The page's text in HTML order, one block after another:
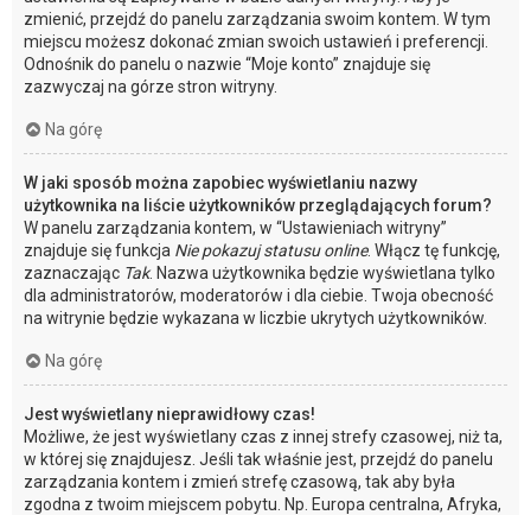
zmienić, przejdź do panelu zarządzania swoim kontem. W tym
miejscu możesz dokonać zmian swoich ustawień i preferencji.
Odnośnik do panelu o nazwie “Moje konto” znajduje się
zazwyczaj na górze stron witryny.
Na górę
W jaki sposób można zapobiec wyświetlaniu nazwy
użytkownika na liście użytkowników przeglądających forum?
W panelu zarządzania kontem, w “Ustawieniach witryny”
znajduje się funkcja Nie pokazuj statusu online. Włącz tę funkcję,
zaznaczając Tak. Nazwa użytkownika będzie wyświetlana tylko
dla administratorów, moderatorów i dla ciebie. Twoja obecność
na witrynie będzie wykazana w liczbie ukrytych użytkowników.
Na górę
Jest wyświetlany nieprawidłowy czas!
Możliwe, że jest wyświetlany czas z innej strefy czasowej, niż ta,
w której się znajdujesz. Jeśli tak właśnie jest, przejdź do panelu
zarządzania kontem i zmień strefę czasową, tak aby była
zgodna z twoim miejscem pobytu. Np. Europa centralna, Afryka,